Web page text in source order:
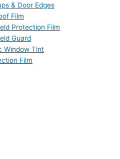
& Door Edges
Film
Protection Film
Guard
Window Tint
Film